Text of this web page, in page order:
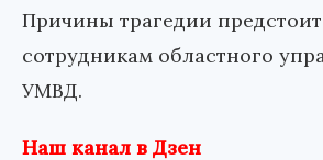
Причины трагедии
сотрудникам областного
УМВД.
Наш канал в Дзен